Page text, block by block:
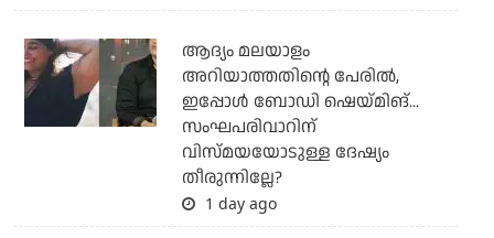
ആദ്യം മലയാളം
അറിയാത്തതിന്റെ പേരില്‍,
ഇപ്പോള്‍ ബോഡി ഷെയ്മിങ്...
സംഘപരിവാറിന്
വിസ്മയയോടുള്ള ദേഷ്യം
തീരുന്നില്ലേ?
1 day ago